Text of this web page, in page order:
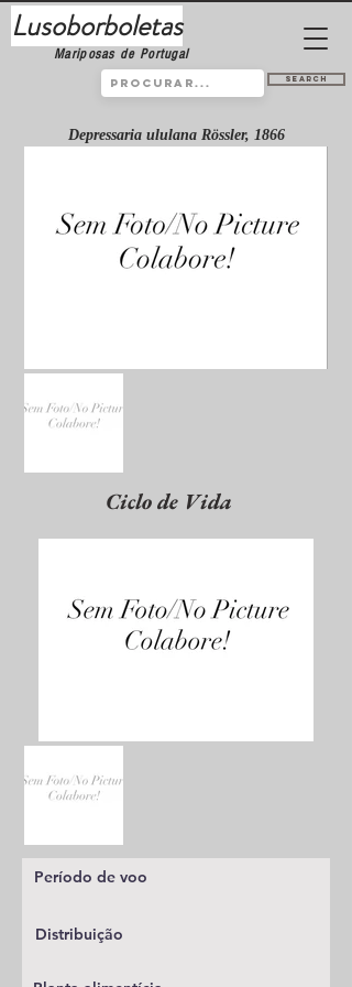
Lusoborboletas
Mariposas de Portugal
Search
Depressaria ululana Rössler, 1866
Ciclo de Vida
Período de voo
Distribuição